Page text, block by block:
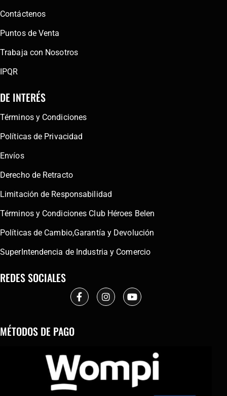
Contáctenos
Puntos de Venta
Trabaja con Nosotros
IPQR
DE INTERÉS
Términos y Condiciones
Políticas de Privacidad
Envíos
Derecho de Retracto
Limitación de Responsabilidad
Términos y Condiciones Club Héroes Belen
Políticas de Cambio,Garantía y Devolución
SuperIntendencia de Industria y Comercio
REDES SOCIALES
MÉTODOS DE PAGO